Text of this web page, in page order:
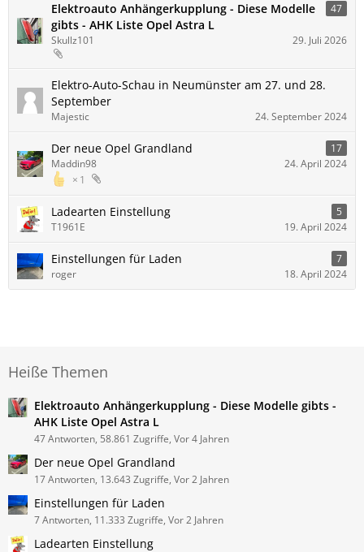
Elektroauto Anhängerkupplung - Diese Modelle
gibts - AHK Liste Opel Astra L
47
Skullz101 29. Juli 2026
Elektro-Auto-Schau in Neumünster am 27. und 28.
September
Majestic 24. September 2024
Der neue Opel Grandland 17
1
Maddin98 24. April 2024
Ladearten Einstellung
5
T1961E
19. April 2024
Einstellungen für Laden
7
roger
18. April 2024
Heiße Themen
Elektroauto Anhängerkupplung - Diese Modelle gibts -
AHK Liste Opel Astra L
47 Antworten, 58.861 Zugriffe, Vor 4 Jahren
Der neue Opel Grandland
17 Antworten, 13.643 Zugriffe, Vor 2 Jahren
Einstellungen für Laden
7 Antworten, 11.333 Zugriffe, Vor 2 Jahren
Ladearten Einstellung